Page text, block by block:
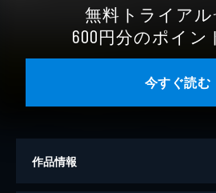
無料トライアル
600円分のポイン
今すぐ読む
作品情報